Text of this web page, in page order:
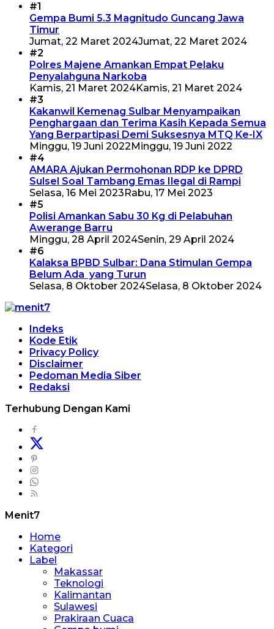
#1
Gempa Bumi 5.3 Magnitudo Guncang Jawa
Timur
Jumat, 22 Maret 2024Jumat, 22 Maret 2024
#2
Polres Majene Amankan Empat Pelaku
Penyalahguna Narkoba
Kamis, 21 Maret 2024Kamis, 21 Maret 2024
#3
Kakanwil Kemenag Sulbar Menyampaikan
Penghargaan dan Terima Kasih Kepada Semua
Yang Berpartipasi Demi Suksesnya MTQ Ke-IX
Minggu, 19 Juni 2022 Minggu, 19 Juni 2022
#4
AMARA Ajukan Permohonan RDP ke DPRD
Sulsel Soal Tambang Emas Ilegal di Rampi
Selasa, 16 Mei 2023 Rabu, 17 Mei 2023
#5
Polisi Amankan Sabu 30 Kg di Pelabuhan
Awerange Barru
Minggu, 28 April 2024Senin, 29 April 2024
#6
Kalaksa BPBD Sulbar: Dana Stimulan Gempa
Belum Ada yang Turun
Selasa, 8 Oktober 2024Selasa, 8 Oktober 2024
Indeks
Kode Etik
Privacy Policy
Disclaimer
Pedoman Media Siber
Redaksi
Terhubung Dengan Kami
Menit7
Home
Kategori
Label
Makassar
Teknologi
Kalimantan
Sulawesi
Prakiraan Cuaca